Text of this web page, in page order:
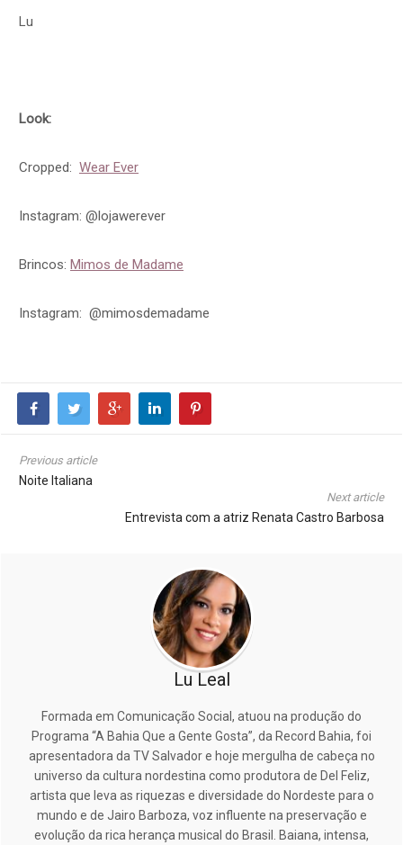
Lu
Look:
Cropped: Wear Ever
Instagram: @lojawerever
Brincos: Mimos de Madame
Instagram: @mimosdemadame
Previous article
Noite Italiana
Next article
Entrevista com a atriz Renata Castro Barbosa
Lu Leal
Formada em Comunicação Social, atuou na produção do
Programa “A Bahia Que a Gente Gosta”, da Record Bahia, foi
apresentadora da TV Salvador e hoje mergulha de cabeça no
universo da cultura nordestina como produtora de Del Feliz,
artista que leva as riquezas e diversidade do Nordeste para o
mundo e de Jairo Barboza, voz influente na preservação e
evolução da rica herança musical do Brasil. Baiana, intensa,